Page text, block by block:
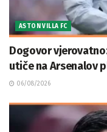
ASTON VILLA FC
Dogovor
utiče na Arsenalov
06/08/2026